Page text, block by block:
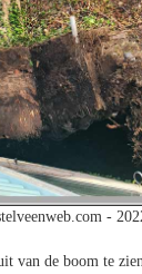
-
van de boom te